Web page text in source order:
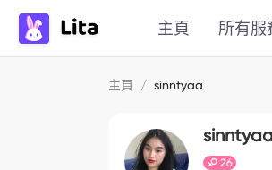
主頁 所有服
主頁 / sinntyaa
26